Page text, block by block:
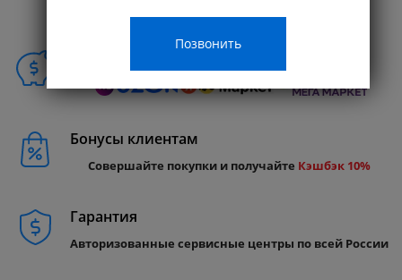
Бонусы клиентам
Совершайте покупки и получайте Кэшбэк 10%
Гарантия
Авторизованные сервисные центры по всей России
Позвонить